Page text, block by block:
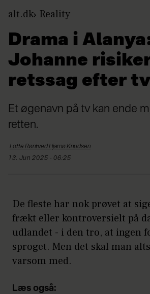
alt.dk Reality
Drama i
Johanne
retssag efter
Et øgenavn på tv kan ende
retten.
Lotte Røntved HjarnøKnudsen
13. Jun 2025 - 06:25
De fleste har nok prøvet at
frækt eller kontroversielt på
udlandet - i den tro, at ingen
sproget. Men det skal man
varsom med.
Læs også: